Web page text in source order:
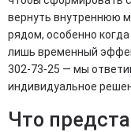
вернуть внутреннюю
рядом, особенно
лишь временный
302-73-25 — мы
индивидуальное
Что